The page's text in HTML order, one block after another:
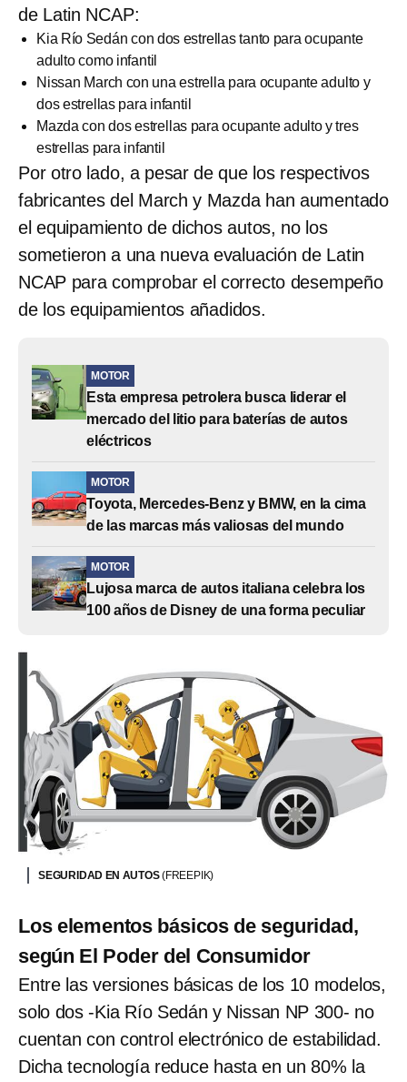
de Latin NCAP:
Kia Río Sedán con dos estrellas tanto para ocupante
adulto como infantil
Nissan March con una estrella para ocupante adulto y
dos estrellas para infantil
Mazda con dos estrellas para ocupante adulto y tres
estrellas para infantil
Por otro lado, a pesar de que los respectivos
fabricantes del March y Mazda han aumentado
el equipamiento de dichos autos, no los
sometieron a una nueva evaluación de Latin
NCAP para comprobar el correcto desempeño
de los equipamientos añadidos.
MOTOR
Esta empresa petrolera busca liderar el
mercado del litio para baterías de autos
eléctricos
MOTOR
Toyota, Mercedes-Benz y BMW, en la cima
de las marcas más valiosas del mundo
MOTOR
Lujosa marca de autos italiana celebra los
100 años de Disney de una forma peculiar
SEGURIDAD EN AUTOS(FREEPIK)
Los elementos básicos de seguridad,
según El Poder del Consumidor
Entre las versiones básicas de los 10 modelos,
solo dos -Kia Río Sedán y Nissan NP 300- no
cuentan con control electrónico de estabilidad.
Dicha tecnología reduce hasta en un 80% la